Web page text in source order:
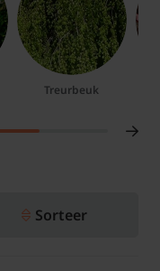
Treurbeuk
Sorteer